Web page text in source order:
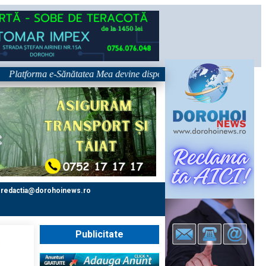
e-Sănătatea Mea devine disponibilă pe 1 septembrie:
redactia@dorohoinews.ro
Publicitate